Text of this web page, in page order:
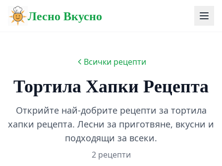
Лесно Вкусно
Всички рецепти
Тортила Хапки Рецепта
Открийте най-добрите рецепти за тортила
хапки рецепта. Лесни за приготвяне, вкусни и
подходящи за всеки.
2 рецепти